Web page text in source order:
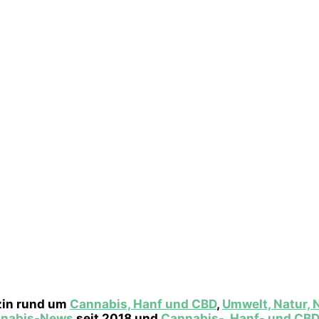
rund um Cannabis, Hanf und CBD, Umwelt, Natur,